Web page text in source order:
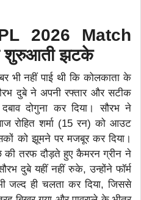
2026 Match
शुरुआती झटके
नहीं पाई थी कि कोलकाता के
दुबे ने अपनी रफ्तार और सटीक
दोगुना कर दिया। सौरभ ने
रोहित शर्मा (15 रन) को आउट
को झूमने पर मजबूर कर दिया।
की तरफ दौड़ते हुए कैमरन ग्रीन ने
दुबे यहीं नहीं रुके, उन्होंने फॉर्म
जल्द ही चलता कर दिया, जिससे